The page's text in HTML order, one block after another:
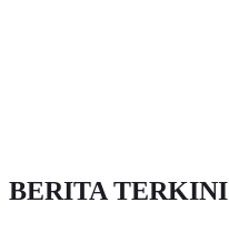
BERITA TERKINI